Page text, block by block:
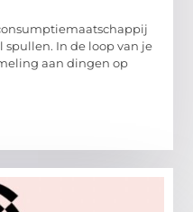
In de loop van je
aan dingen op